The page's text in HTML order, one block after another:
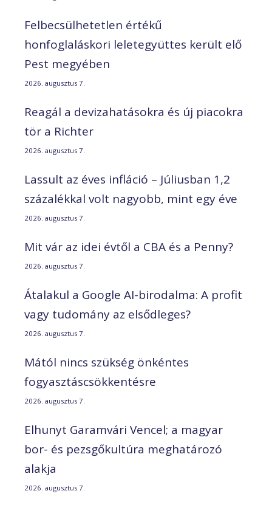
Felbecsülhetetlen értékű
honfoglaláskori leletegyüttes került elő
Pest megyében
2026. augusztus 7.
Reagál a devizahatásokra és új piacokra
tör a Richter
2026. augusztus 7.
Lassult az éves infláció – Júliusban 1,2
százalékkal volt nagyobb, mint egy éve
2026. augusztus 7.
Mit vár az idei évtől a CBA és a Penny?
2026. augusztus 7.
Átalakul a Google AI-birodalma: A profit
vagy tudomány az elsődleges?
2026. augusztus 7.
Mától nincs szükség önkéntes
fogyasztáscsökkentésre
2026. augusztus 7.
Elhunyt Garamvári Vencel; a magyar
bor- és pezsgőkultúra meghatározó
alakja
2026. augusztus 7.